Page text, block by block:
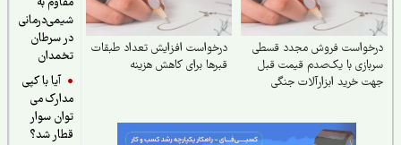
شیمی‌درمانی
در سرطان
تخمدان
آیا با کپی
مدارک می
توان سوار
قطار شد؟
فروش مجدد قسطی
با یک‌صدم قیمت قبل
خرید ابزارآلات جنگی
درخواست افزایش تعداد طبقات
قبر‌ها برای کاهش هزینه